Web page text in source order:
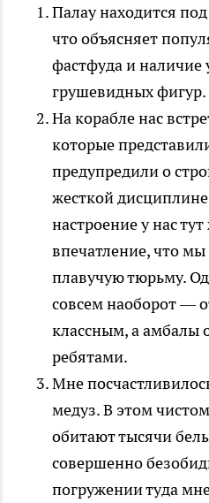
Палау находится
что объясняет
фастфуда и наличие
грушевидных фигур.
На корабле нас
которые
предупредили о
жесткой
настроение у нас
впечатление, что
плавучую тюрьму.
совсем наоборот —
классным, а амбалы
ребятами.
Мне
медуз. В этом
обитают тысячи
совершенно
погружении туда